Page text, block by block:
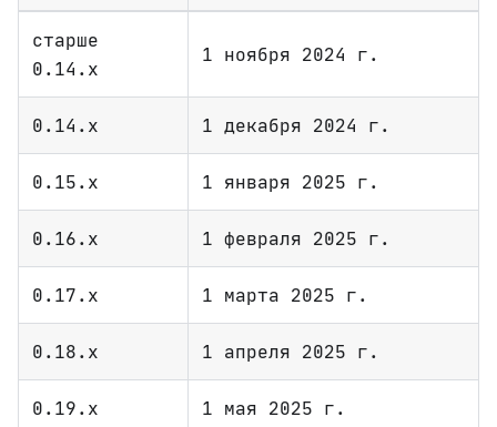
старше
0.14.x
1 ноября 2024 г.
0.14.x 1 декабря 2024 г.
0.15.x 1 января 2025 г.
0.16.x 1 февраля 2025 г.
0.17.x 1 марта 2025 г.
0.18.x 1 апреля 2025 г.
0.19.x 1 мая 2025 г.